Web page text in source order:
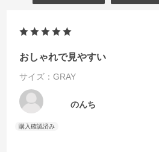
おしゃれで見やすい
サイズ：GRAY
のんち